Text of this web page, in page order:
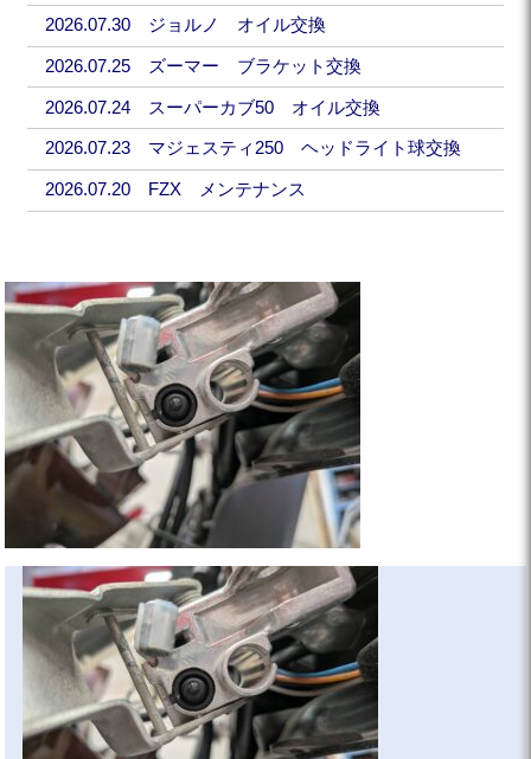
2026.07.30 ジョルノ オイル交換
2026.07.25 ズーマー ブラケット交換
2026.07.24 スーパーカブ50 オイル交換
2026.07.23 マジェスティ250 ヘッドライト球交換
2026.07.20 FZX メンテナンス